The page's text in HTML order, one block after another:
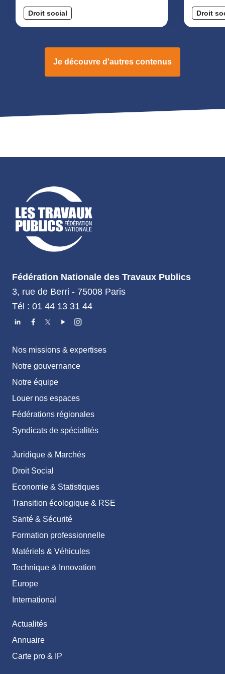
Droit social Droit
Je découvre d'autres contenus
Fédération Nationale des Travaux Publics
3, rue de Berri - 75008 Paris
Tél : 01 44 13 31 44
Nos missions & expertises
Notre gouvernance
Notre équipe
Louer nos espaces
Fédérations régionales
Syndicats de spécialités
Juridique & Marchés
Droit Social
Economie & Statistiques
Transition écologique & RSE
Santé & Sécurité
Formation professionnelle
Matériels & Véhicules
Technique & Innovation
Europe
International
Actualités
Annuaire
Carte pro & IP